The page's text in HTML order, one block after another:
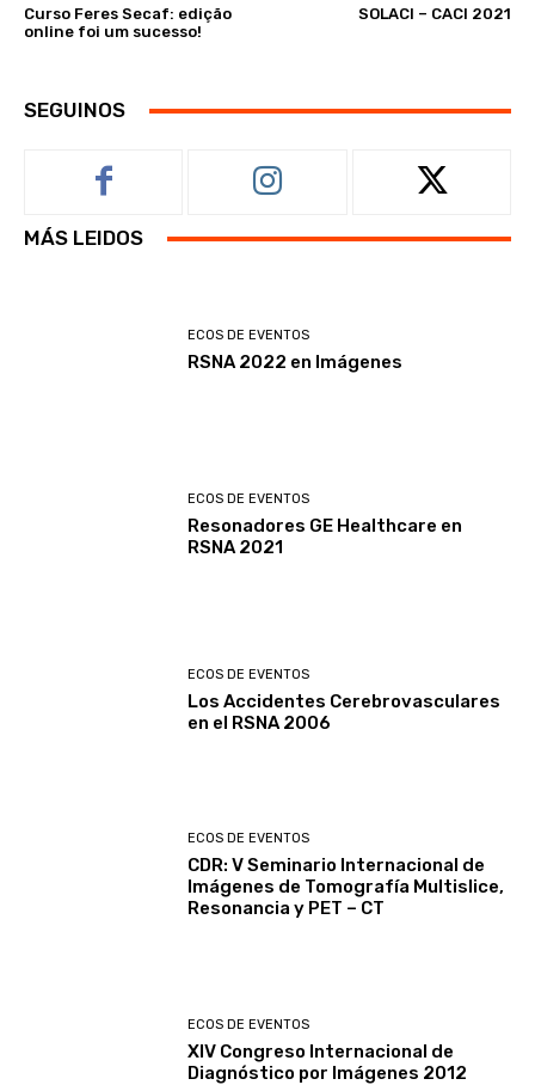
Curso Feres Secaf: edição
online foi um sucesso!
SOLACI – CACI 2021
SEGUINOS
MÁS LEIDOS
ECOS DE EVENTOS
RSNA 2022 en Imágenes
ECOS DE EVENTOS
Resonadores GE Healthcare en
RSNA 2021
ECOS DE EVENTOS
Los Accidentes Cerebrovasculares
en el RSNA 2006
ECOS DE EVENTOS
CDR: V Seminario Internacional de
Imágenes de Tomografía Multislice,
Resonancia y PET – CT
ECOS DE EVENTOS
XIV Congreso Internacional de
Diagnóstico por Imágenes 2012